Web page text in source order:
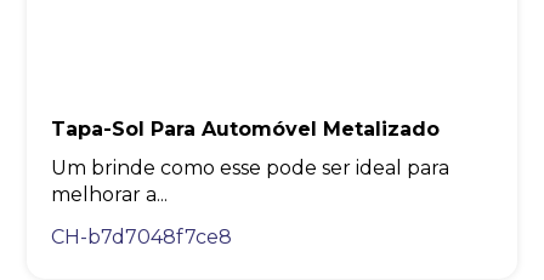
Tapa-Sol Para Automóvel Metalizado
Um brinde como esse pode ser ideal para
melhorar a...
CH-b7d7048f7ce8